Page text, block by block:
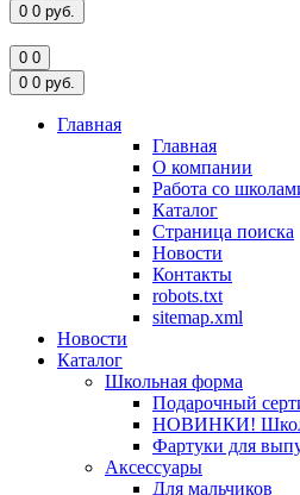
0 0 руб.
0 0
0 0 руб.
Главная
Главная
О компании
Работа со
Каталог
Страница поиска
Новости
Контакты
robots.txt
sitemap.xml
Новости
Каталог
Школьная форма
Подарочный
НОВИНКИ!
Фартуки для
Аксессуары
Для мальчиков